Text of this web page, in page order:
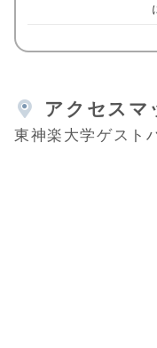
アクセスマ
東神楽大学ゲスト